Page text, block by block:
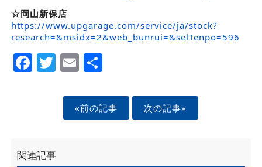
☆岡山新保店
https://www.upgarage.com/service/ja/stock?
research=&msidx=2&web_bunrui=&selTenpo=596
Facebook
Twitter
EmailShare
«前の記事 次の記事»
関連記事